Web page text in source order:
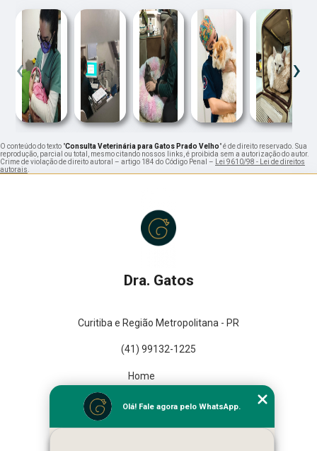
‹ ›
O conteúdo do texto "Consulta Veterinária para Gatos Prado Velho" é de direito reservado. Sua
reprodução, parcial ou total, mesmo citando nossos links, é proibida sem a autorização do autor.
Crime de violação de direito autoral – artigo 184 do Código Penal –
Lei 9610/98 - Lei de direitos
autorais
Dra. Gatos
Curitiba e Região Metropolitana - PR
(41) 99132-1225
Home
Missão
Olá! Fale agora pelo WhatsApp.